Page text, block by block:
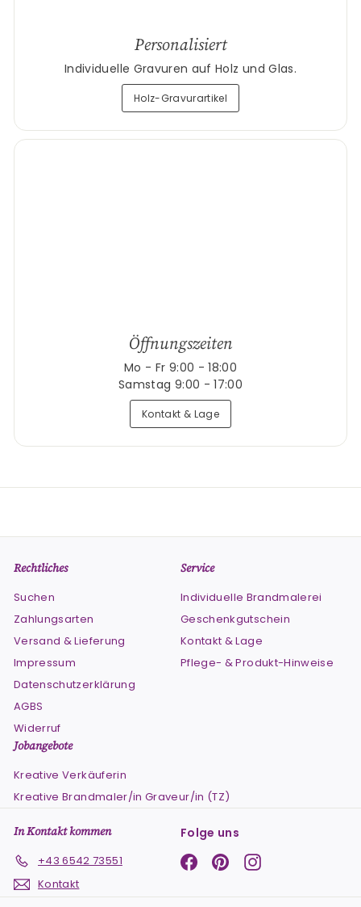
Personalisiert
Individuelle Gravuren auf Holz und Glas.
Holz-Gravurartikel
Öffnungszeiten
Mo - Fr 9:00 - 18:00
Samstag 9:00 - 17:00
Kontakt & Lage
Rechtliches
Suchen
Zahlungsarten
Versand & Lieferung
Impressum
Datenschutzerklärung
AGBS
Widerruf
Service
Individuelle Brandmalerei
Geschenkgutschein
Kontakt & Lage
Pflege- & Produkt-Hinweise
Jobangebote
Kreative Verkäuferin
Kreative Brandmaler/in Graveur/in (TZ)
In Kontakt kommen
+43 6542 73551
Kontakt
Folge uns
Facebook
PinterestInstagram